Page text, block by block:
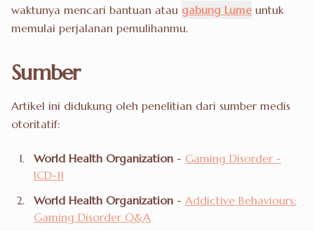
waktunya mencari bantuan atau gabung Lume untuk
memulai perjalanan pemulihanmu.
Sumber
Artikel ini didukung oleh penelitian dari sumber medis
otoritatif:
World Health Organization - Gaming Disorder -
ICD-11
World Health Organization - Addictive Behaviours:
Gaming Disorder Q&A